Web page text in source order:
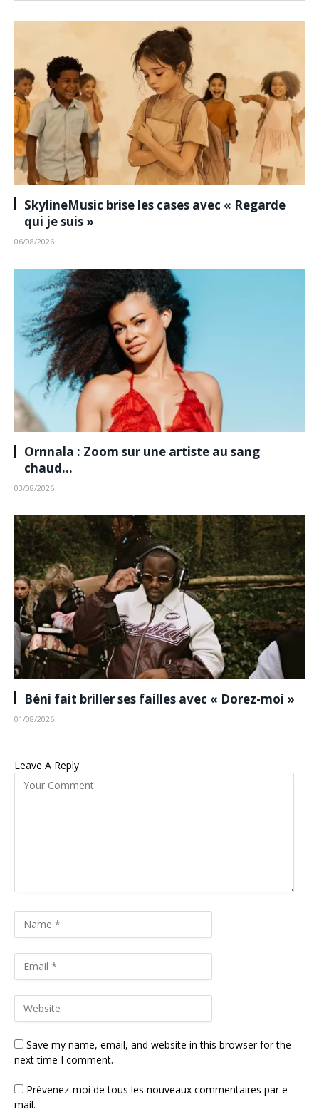
SkylineMusic brise les cases avec « Regarde
qui je suis »
06/08/2026
Ornnala : Zoom sur une artiste au sang
chaud…
03/08/2026
Béni fait briller ses failles avec « Dorez-moi »
01/08/2026
Leave A Reply
Save my name, email, and website in this browser for the
next time I comment.
Prévenez-moi de tous les nouveaux commentaires par e-
mail.